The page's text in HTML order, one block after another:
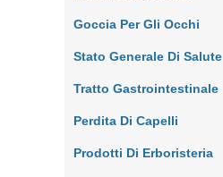
Goccia Per Gli Occhi
Stato Generale Di Salute
Tratto Gastrointestinale
Perdita Di Capelli
Prodotti Di Erboristeria